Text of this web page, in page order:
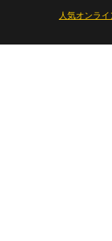
人気オンラ